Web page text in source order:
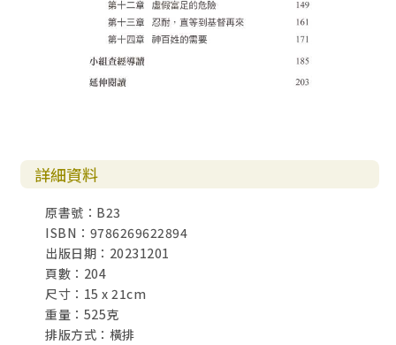
詳細資料
原書號：B23
ISBN：9786269622894
出版日期：20231201
頁數：204
尺寸：15 x 21cm
重量：525克
排版方式：橫排